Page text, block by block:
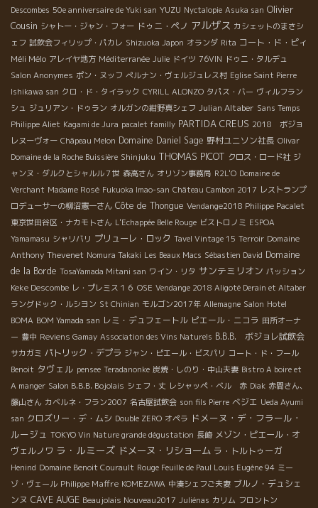
Descombes 50e anniversaire de Yuki san YUZU Nyctalopie Asuka san Olivier
Cousin シャトー・ジャン・フォー ドゥニ・ペノ アルザス カシェットのまさシ
ェフ 試飲会フィリップ・パカレ Shizuoka Japon オランダ Rita コート・ド・ピィ
Méli Mélo アレイヤ地方 Méditerranée Julie ドイツ 76VIN ドゥニ・タルデュ
Salon Anonymes ポン・ヌッフ ぺルナン・ヴェルジュレス村 Eglise Saint Pierre
Ishikawa san クロ・ド・タイラック CYRILL ALONZO タパス・バー ヴィルフラン
シュ ジュリアン・ドゥラン オルガンの紺野真シェフ Julian Altaber Sans Temps
Philippe Aliet Kagami de Jura pacalet familly PARTIDA CREUS 2018 ボジョ
レヌーヴォー Châpeau Melon Domaine Daniel Sage 野村ユニソン社長 Olivar
Domaine de la Roche Buissière Shinjuku THOMAS PICOT クロス・ロード社 ジ
ャンヌ・ダルクとシャルル７世 森高さん オリゾン事務局 R2L'O Domaine de
Verchant Madame Rosé Fukuoka Imao-san Château Cambon 2017 レストランプ
ロデューサーの柳沼憲一さん Côte de Thongue Vendange2018 Philippe Pacalet
東京世田谷区・ナカモトさん L'Echappée Belle Rouge ビストロノミ ESPOA
Yamamasu シャリバリ プリューレ・ロック Tavel Vintage 15 Terroir Domaine
Anthony Thevenet Nomura Takaki Les Beaux Macs Sébastien David Domaine
de la Borde TosaYamada Mitani san ワイン・リタ サンテミリオン パッション
Keke Descombe レ・プレミス１６ OSE Vendange 2018 Aligoté Derain et Altaber
ラングドック・ルシヨン St Chinian モルゴン2017年 Allemagne Salon Hotel
BOMA BOM Yamada san レミ・デュフェートル ピエール・ニコラ 田所オーナ
ー 豊中 Reviens Gamay Association des Vins Naturels B.B.B. ボジョレ試飲会
サカガミ パトリック・デプラ ジャン・ピエール・ビスパリ コート・ド・フール
Benoit タヴェル pensee Teradanonke 炭焼・しのり・中山夫妻 Bistro A boire et
A manger Salon B.B.B. Bojolais シェフ・丈 レシャッペ・ベル 赤 Diak 赤間さん、
藤山さん カベルネ・フラン2007 名古屋試飲会 son fils Pierre ベジエ Ueda Ayumi
san クロズリー・デ・ムシ Double ZERO オペラ ドメーヌ・デ・フラール・
ルージュ TOKYO Vin Nature grande dégustation 長崎 メゾン・ピエール・オ
ヴェルノワ ラ・ルミーズ ドメーヌ・リショーム ラ・トルトゥーガ
Henind Domaine Benoit Courault Rouge Feuille de Paul Louis Eugène 94 ミー
ゾ・ヴェール Philippe Maffre KOMEZAWA 中湊シェフご夫妻 ブルノ・デュシェ
ンヌ CAVE AUGE Beaujolais Nouveau2017 Juliénas カリム フロントン